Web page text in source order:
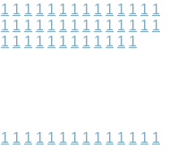
1 1 1 1 1 1 1 1 1 1 1 1 1 1
1 1 1 1 1 1 1 1 1 1 1 1 1 1
1 1 1 1 1 1 1 1 1 1 1 1
1 1 1 1 1 1 1 1 1 1 1 1 1 1